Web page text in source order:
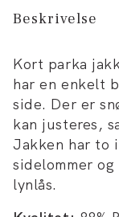
Beskrivelse
Kort parka
har en enkelt
side. Der er
kan justeres,
Jakken har to
sidelommer
lynlås.